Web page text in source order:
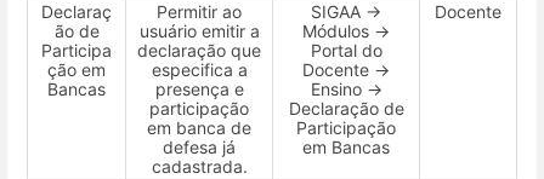
Declaraç
ão de
Participa
ção em
Bancas
Permitir ao
usuário emitir a
declaração que
especifica a
presença e
participação
em banca de
defesa já
cadastrada.
SIGAA →
Módulos →
Portal do
Docente →
Ensino →
Declaração de
Participação
em Bancas
Docente